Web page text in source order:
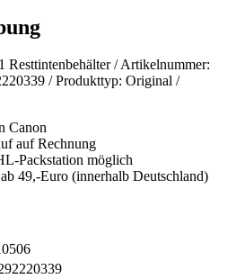
/ Artikelnummer:
/ Produkttyp: Original /
Canon
auf Rechnung
Packstation möglich
49,-Euro (innerhalb Deutschland)